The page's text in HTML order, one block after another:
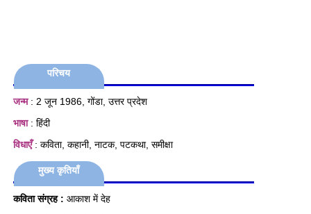
परिचय
जन्म: 2 जून 1986, गोंडा, उत्तर प्रदेश
भाषा: हिंदी
विधाएँ: कविता, कहानी, नाटक, पटकथा, समीक्षा
मुख्य कृतियाँ
कविता संग्रह : आकाश में देह